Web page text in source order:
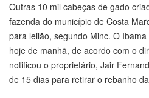
Outras 10 mil cabeças de gado
fazenda do município de Costa
para leilão, segundo Minc. O
hoje de manhã, de acordo com o
notificou o proprietário, Jair
de 15 dias para retirar o rebanho